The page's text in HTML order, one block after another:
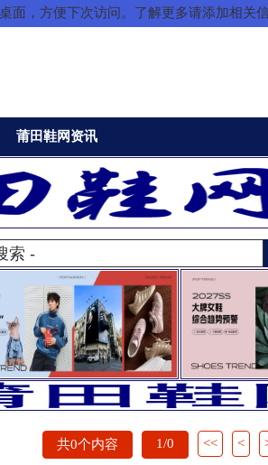
面，方便下次访问。了解更多请添加相关
莆田鞋网资讯
共0个内容 1/0 << <